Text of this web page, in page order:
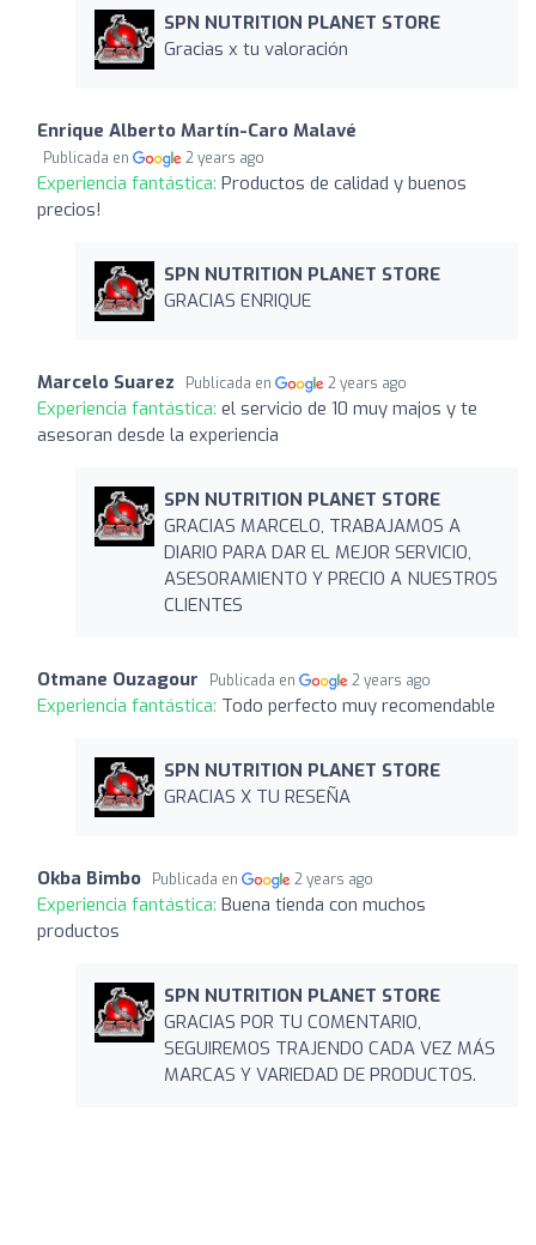
SPN NUTRITION PLANET STORE
Gracias x tu valoración
Enrique Alberto Martín-Caro Malavé
Publicada en 2 years ago
Experiencia fantástica: Productos de calidad y buenos
precios!
SPN NUTRITION PLANET STORE
GRACIAS ENRIQUE
Marcelo Suarez Publicada en 2 years ago
Experiencia fantástica: el servicio de 10 muy majos y te
asesoran desde la experiencia
SPN NUTRITION PLANET STORE
GRACIAS MARCELO, TRABAJAMOS A
DIARIO PARA DAR EL MEJOR SERVICIO,
ASESORAMIENTO Y PRECIO A NUESTROS
CLIENTES
Otmane Ouzagour Publicada en 2 years ago
Experiencia fantástica: Todo perfecto muy recomendable
SPN NUTRITION PLANET STORE
GRACIAS X TU RESEÑA
Okba Bimbo Publicada en 2 years ago
Experiencia fantástica: Buena tienda con muchos
productos
SPN NUTRITION PLANET STORE
GRACIAS POR TU COMENTARIO,
SEGUIREMOS TRAJENDO CADA VEZ MÁS
MARCAS Y VARIEDAD DE PRODUCTOS.